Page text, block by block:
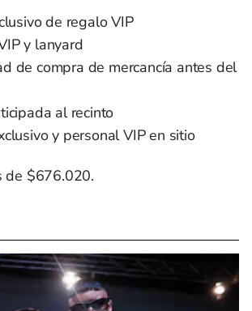
de regalo VIP
y lanyard
de compra de mercancía antes del
al recinto
y personal VIP en sitio
de $676.020.